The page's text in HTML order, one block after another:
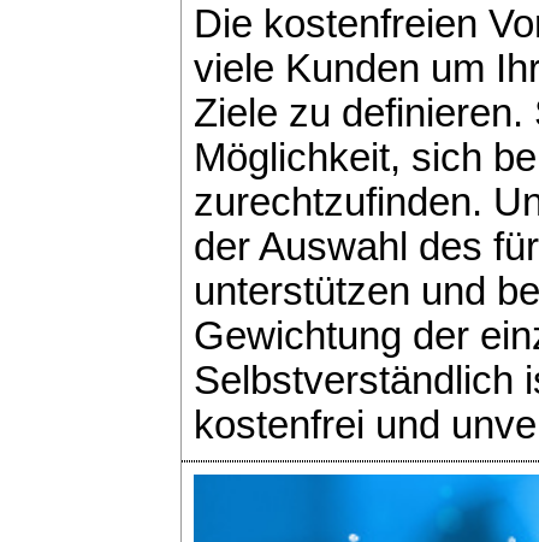
Die kostenfreien
viele Kunden um
Ziele zu
Möglichkeit, sich
zurechtzufinden.
der Auswahl des
unterstützen und
Gewichtung der
Selbstverständlich
kostenfrei und